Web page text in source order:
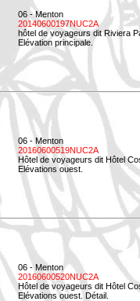
06 - Menton
20140600197NUC2A
hôtel de voyageurs dit Riviera
Elévation principale.
06 - Menton
20160600519NUC2A
Hôtel de voyageurs dit Hôtel
Elévations ouest.
06 - Menton
20160600520NUC2A
Hôtel de voyageurs dit Hôtel
Elévations ouest. Détail.